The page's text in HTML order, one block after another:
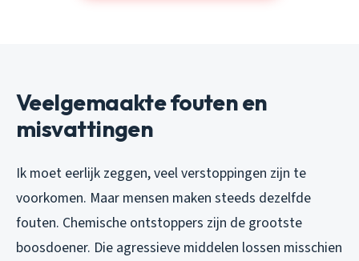
Veelgemaakte fouten en
misvattingen
Ik moet eerlijk zeggen, veel verstoppingen zijn te
voorkomen. Maar mensen maken steeds dezelfde
fouten. Chemische ontstoppers zijn de grootste
boosdoener. Die agressieve middelen lossen misschien